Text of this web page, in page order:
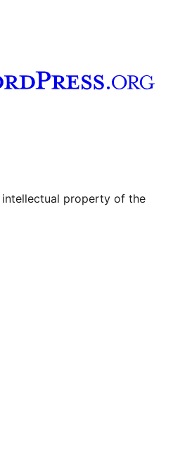
intellectual property of the